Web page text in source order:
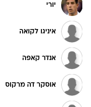
יורי
איניגו לקואה
אנדר קאפה
אוסקר דה מרקוס